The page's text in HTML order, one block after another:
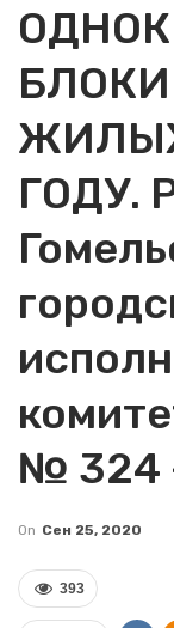
ГОДУ.
№ 324
On Сен 25, 2020
393